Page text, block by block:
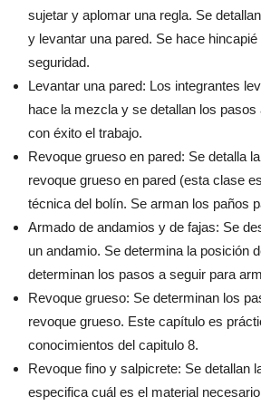
sujetar y aplomar una regla. Se
y levantar una pared. Se hace
seguridad.
Levantar una pared: Los integrantes
hace la mezcla y se detallan los
con éxito el trabajo.
Revoque grueso en pared: Se detalla
revoque grueso en pared (esta clase
técnica del bolín. Se arman los paños
Armado de andamios y de fajas: Se
un andamio. Se determina la posición
determinan los pasos a seguir para
Revoque grueso: Se determinan los
revoque grueso. Este capítulo es
conocimientos del capitulo 8.
Revoque fino y salpicrete: Se detallan
especifica cuál es el material